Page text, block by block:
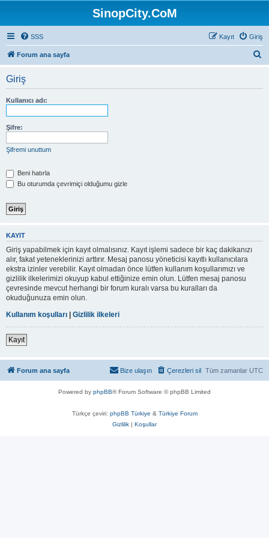
SinopCity.CoM
SSS Giriş
Kayıt
Forum ana sayfa
Giriş
Kullanıcı adı:
Şifre:
Şifremi unuttum
Beni hatırla
Bu oturumda çevrimiçi olduğumu gizle
KAYIT
Giriş yapabilmek için kayıt olmalısınız. Kayıt işlemi sadece bir kaç dakikanızı
alır, fakat yeteneklerinizi arttırır. Mesaj panosu yöneticisi kayıtlı kullanıcılara
ekstra izinler verebilir. Kayıt olmadan önce lütfen kullanım koşullarımızı ve
gizlilik ilkelerimizi okuyup kabul ettiğinize emin olun. Lütfen mesaj panosu
çevresinde mevcut herhangi bir forum kuralı varsa bu kuralları da
okuduğunuza emin olun.
Kullanım koşulları | Gizlilik ilkeleri
Kayıt
Forum ana sayfa Tüm zamanlar UTC
Çerezleri sil
Bize ulaşın
Powered by phpBB® Forum Software © phpBB Limited
Türkçe çeviri: phpBB Türkiye & Türkiye Forum
Gizlilik | Koşullar